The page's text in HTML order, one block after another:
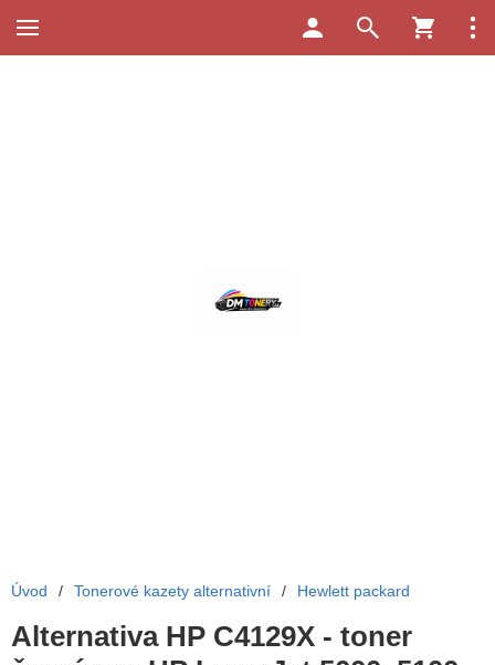
Úvod / Tonerové kazety alternativní / Hewlett packard
Alternativa HP C4129X - toner